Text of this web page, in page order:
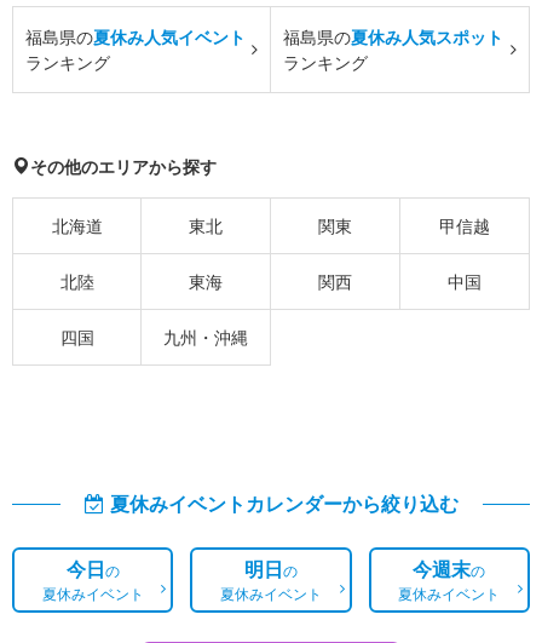
福島県の夏休み人気イベント
ランキング
福島県の夏休み人気スポット
ランキング
その他のエリアから探す
北海道 東北 関東 甲信越
北陸 東海 関西 中国
四国 九州・沖縄
夏休みイベントカレンダーから絞り込む
今日の
夏休みイベント
明日の
夏休みイベント
今週末の
夏休みイベント